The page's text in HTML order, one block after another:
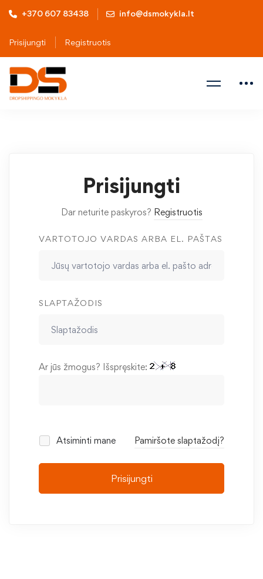
+370 607 83438 info@dsmokykla.lt
Prisijungti Registruotis
Prisijungti
Dar neturite paskyros? Registruotis
VARTOTOJO VARDAS ARBA EL. PAŠTAS
SLAPTAŽODIS
Ar jūs žmogus? Išspręskite:
Atsiminti mane Pamiršote slaptažodį?
Prisijungti